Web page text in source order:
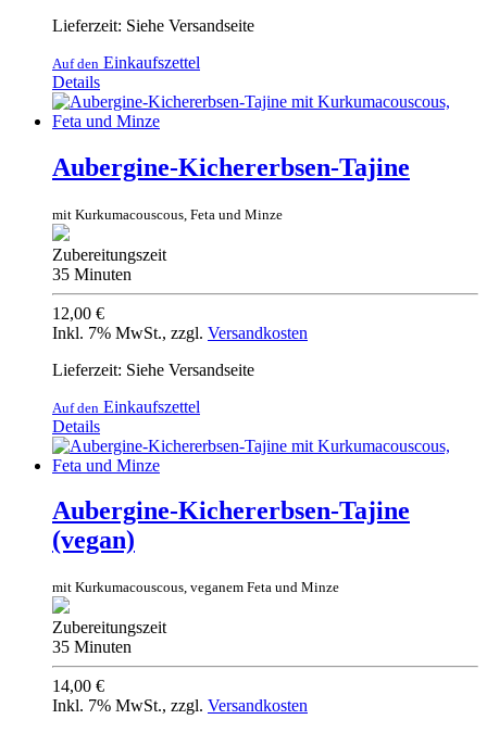
Lieferzeit: Siehe Versandseite
Auf den Einkaufszettel
Details
Aubergine-Kichererbsen-Tajine
mit Kurkumacouscous, Feta und Minze
Zubereitungszeit
35 Minuten
12,00 €
Inkl. 7% MwSt., zzgl. Versandkosten
Lieferzeit: Siehe Versandseite
Auf den Einkaufszettel
Details
Aubergine-Kichererbsen-Tajine
(vegan)
mit Kurkumacouscous, veganem Feta und Minze
Zubereitungszeit
35 Minuten
14,00 €
Inkl. 7% MwSt., zzgl. Versandkosten